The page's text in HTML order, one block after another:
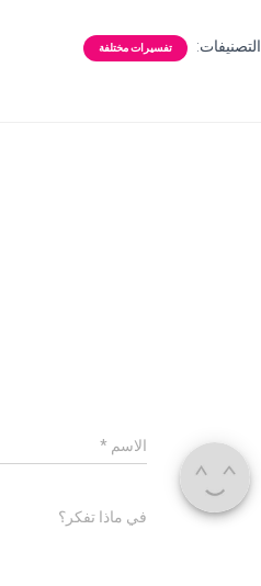
التصنيفات: تفسيرات مختلفة
الاسم *
في ماذا تفكر؟